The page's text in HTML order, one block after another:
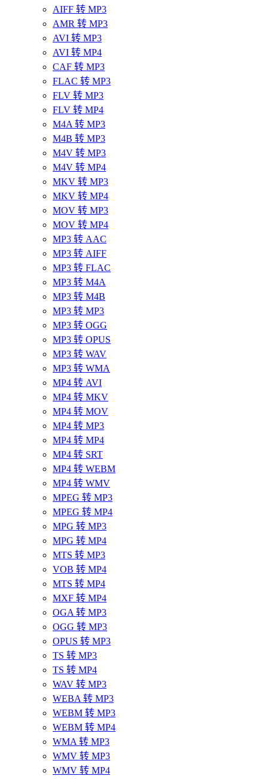
AIFF 转 MP3
AMR 转 MP3
AVI 转 MP3
AVI 转 MP4
CAF 转 MP3
FLAC 转 MP3
FLV 转 MP3
FLV 转 MP4
M4A 转 MP3
M4B 转 MP3
M4V 转 MP3
M4V 转 MP4
MKV 转 MP3
MKV 转 MP4
MOV 转 MP3
MOV 转 MP4
MP3 转 AAC
MP3 转 AIFF
MP3 转 FLAC
MP3 转 M4A
MP3 转 M4B
MP3 转 MP3
MP3 转 OGG
MP3 转 OPUS
MP3 转 WAV
MP3 转 WMA
MP4 转 AVI
MP4 转 MKV
MP4 转 MOV
MP4 转 MP3
MP4 转 MP4
MP4 转 SRT
MP4 转 WEBM
MP4 转 WMV
MPEG 转 MP3
MPEG 转 MP4
MPG 转 MP3
MPG 转 MP4
MTS 转 MP3
VOB 转 MP4
MTS 转 MP4
MXF 转 MP4
OGA 转 MP3
OGG 转 MP3
OPUS 转 MP3
TS 转 MP3
TS 转 MP4
WAV 转 MP3
WEBA 转 MP3
WEBM 转 MP3
WEBM 转 MP4
WMA 转 MP3
WMV 转 MP3
WMV 转 MP4